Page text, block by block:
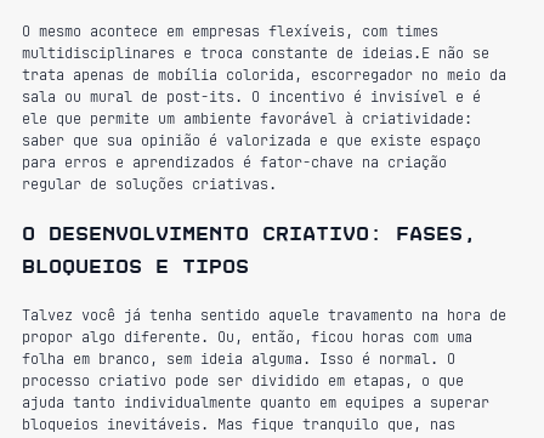
O mesmo acontece em empresas flexíveis, com times
multidisciplinares e troca constante de ideias.E não se
trata apenas de mobília colorida, escorregador no meio da
sala ou mural de post-its. O incentivo é invisível e é
ele que permite um ambiente favorável à criatividade:
saber que sua opinião é valorizada e que existe espaço
para erros e aprendizados é fator-chave na criação
regular de soluções criativas.
O desenvolvimento criativo: fases,
bloqueios e tipos
Talvez você já tenha sentido aquele travamento na hora de
propor algo diferente. Ou, então, ficou horas com uma
folha em branco, sem ideia alguma. Isso é normal. O
processo criativo pode ser dividido em etapas, o que
ajuda tanto individualmente quanto em equipes a superar
bloqueios inevitáveis. Mas fique tranquilo que,
nas